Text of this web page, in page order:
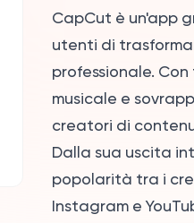
CapCut è un'app
utenti di
professionale.
musicale e
creatori di
Dalla sua uscita
popolarità tra i
Instagram e